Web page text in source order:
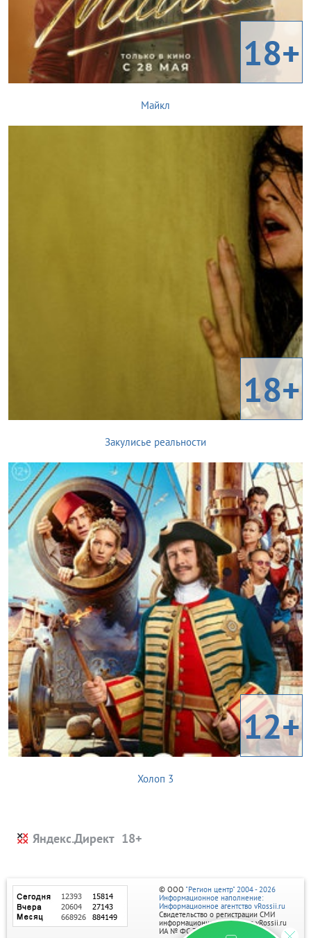
18+
Майкл
18+
Закулисье реальности
12+
Холоп 3
Яндекс.Директ
© ООО "Регион центр" 2004 - 2026
Информационное наполнение:
Информационное агентство vRossii.ru
Свидетельство о регистрации СМИ
информационного агентства vRossii.ru
ИА № ФС 77‑35502